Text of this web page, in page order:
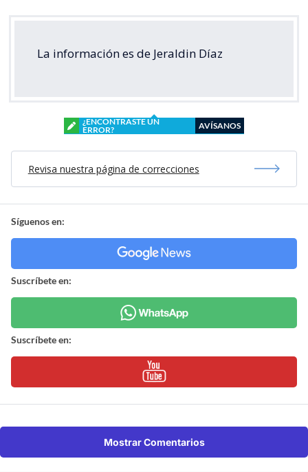
La información es de Jeraldin Díaz
¿ENCONTRASTE UN
ERROR?
AVÍSANOS
Revisa nuestra página de correcciones
Síguenos en:
Suscríbete en:
Suscríbete en:
Mostrar Comentarios